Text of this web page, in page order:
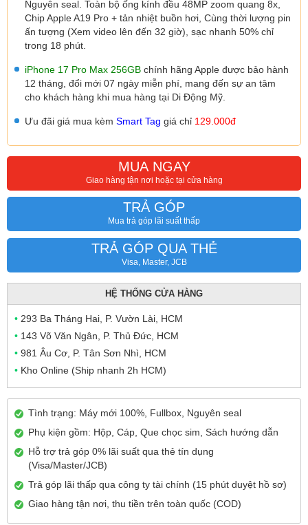
Nguyên seal. Toàn bộ ống kính đều 48MP zoom quang 8x,
Chip Apple A19 Pro + tản nhiệt buồn hơi, Cùng thời lượng pin
ấn tượng (Xem video lên đến 32 giờ), sạc nhanh 50% chỉ
trong 18 phút.
iPhone 17 Pro Max 256GB chính hãng Apple được bảo hành
12 tháng, đổi mới 07 ngày miễn phí, mang đến sự an tâm
cho khách hàng khi mua hàng tại Di Động Mỹ.
Ưu đãi giá mua kèm Smart Tag giá chỉ 129.000đ
MUA NGAY
Giao hàng tận nơi hoặc tại cửa hàng
TRẢ GÓP
Mua trả góp lãi suất thấp
TRẢ GÓP QUA THẺ
Visa, Master, JCB
HỆ THỐNG CỬA HÀNG
• 293 Ba Tháng Hai, P. Vườn Lài, HCM
• 143 Võ Văn Ngân, P. Thủ Đức, HCM
• 981 Âu Cơ, P. Tân Sơn Nhì, HCM
• Kho Online (Ship nhanh 2h HCM)
Tình trạng: Máy mới 100%, Fullbox, Nguyên seal
Phụ kiện gồm: Hộp, Cáp, Que chọc sim, Sách hướng dẫn
Hỗ trợ trả góp 0% lãi suất qua thẻ tín dụng
(Visa/Master/JCB)
Trả góp lãi thấp qua công ty tài chính (15 phút duyệt hồ sơ)
Giao hàng tận nơi, thu tiền trên toàn quốc (COD)